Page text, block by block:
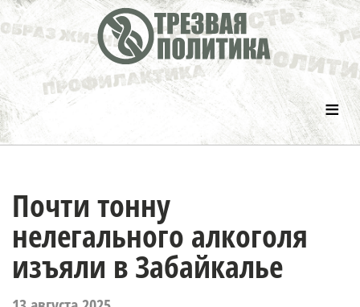
≡
Почти тонну
нелегального алкоголя
изъяли в Забайкалье